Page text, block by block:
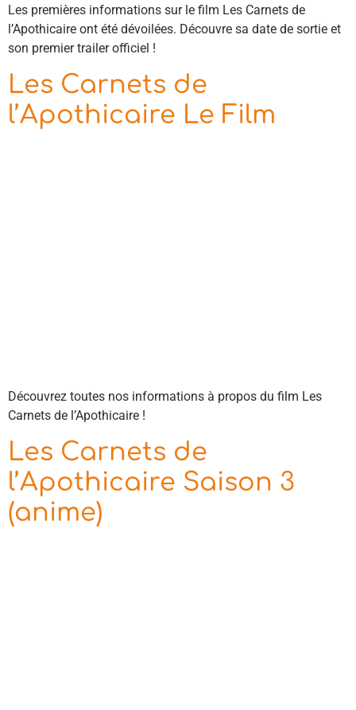
Les premières informations sur le film Les Carnets de
l’Apothicaire ont été dévoilées. Découvre sa date de sortie et
son premier trailer officiel !
Les Carnets de
l’Apothicaire Le Film
Découvrez toutes nos informations à propos du film Les
Carnets de l’Apothicaire !
Les Carnets de
l’Apothicaire Saison 3
(anime)